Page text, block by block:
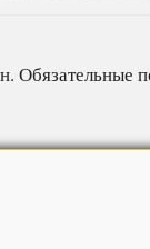
Обязательные